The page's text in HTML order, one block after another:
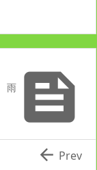

雨
 Prev